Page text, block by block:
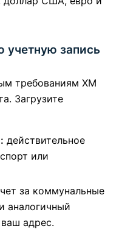
учетную запись
требованиям XM
Загрузите
действительное
или
за коммунальные
аналогичный
адрес.